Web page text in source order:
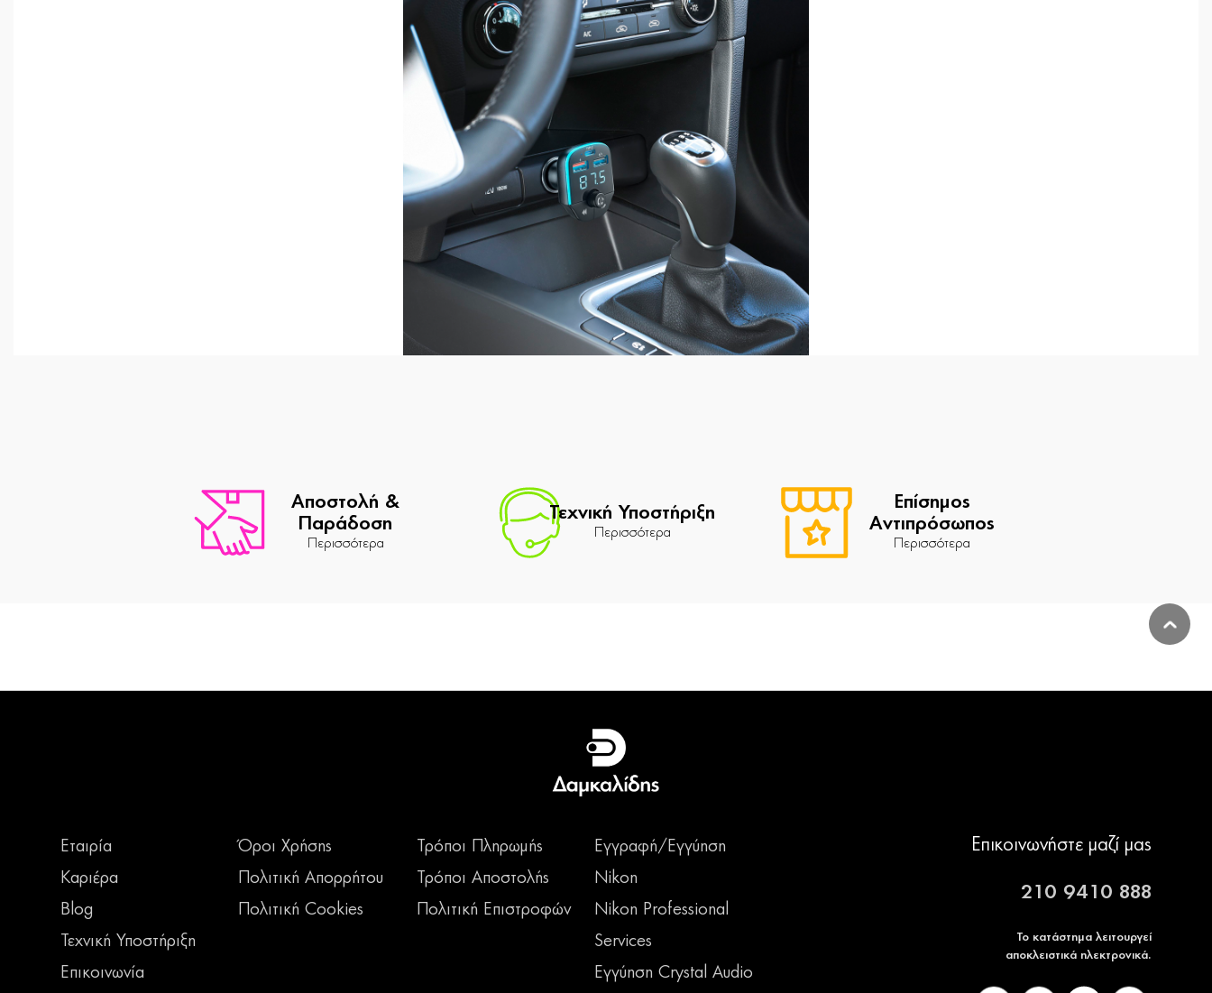
Αποστολή &
Παράδοση
Περισσότερα
Τεχνική Υποστήριξη
Περισσότερα
Επίσημος
Αντιπρόσωπος
Περισσότερα
Εταιρία
Καριέρα
Blog
Τεχνική Υποστήριξη
Επικοινωνία
Όροι Χρήσης
Πολιτική Απορρήτου
Πολιτική Cookies
Τρόποι Πληρωμής
Τρόποι Αποστολής
Πολιτική Επιστροφών
Εγγραφή/Εγγύηση
Nikon
Nikon Professional
Services
Εγγύηση Crystal Audio
Επικοινωνήστε μαζί μας
210 9410 888
Το κατάστημα λειτουργεί
αποκλειστικά ηλεκτρονικά.